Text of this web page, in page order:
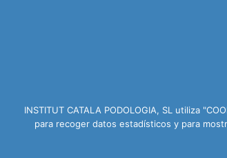
INSTITUT CATALA PODOLOGIA, SL utiliza
para recoger datos estadísticos y para